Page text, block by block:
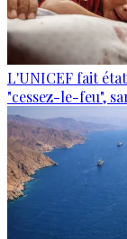
L'UNICEF fait
"cessez-le-feu",